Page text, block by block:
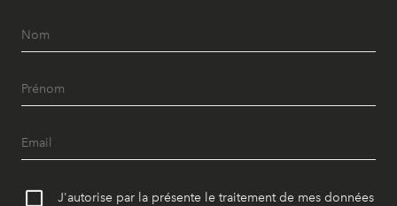
J'autorise par la présente le traitement de mes données